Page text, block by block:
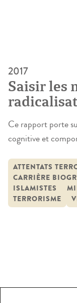
2017
Saisir les
une
violents
Ce rapport porte
cognitive et
saisir la singularité
également – à la
politiques
groupes
ATTENTATS
CARRIÈRE
ISLAMISTES
TERRORISME